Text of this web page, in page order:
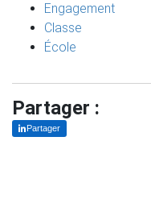
Engagement
Classe
École
Partager :
Partager